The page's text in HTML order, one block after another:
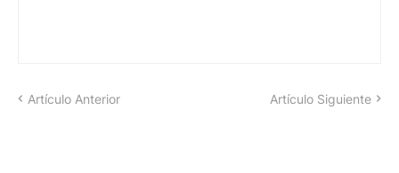
Artículo Anterior Artículo Siguiente